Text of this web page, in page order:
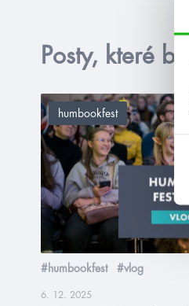
Posty, které
humbookfest
#humbookfest #vlog
6. 12. 2025